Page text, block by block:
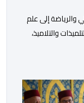
والریاضة إلى علم
والتلامیذ،
المحدد سلفا طبقا لمقتضیات المقرر الوزاري رقم 047.26
بشأن تنظیم السنة الدراسیة.